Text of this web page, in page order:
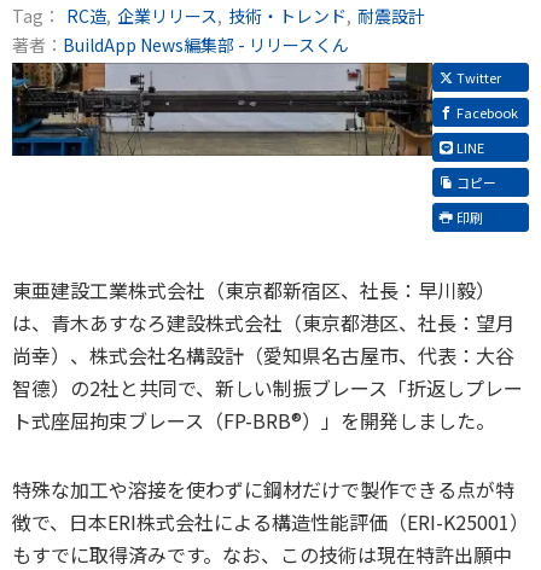
Tag： RC造 企業リリース 技術・トレンド 耐震設計
著者： BuildApp News編集部 - リリースくん
Twitter
Facebook
LINE
コピー
印刷
東亜建設工業株式会社（東京都新宿区、社長：早川毅）
は、青木あすなろ建設株式会社（東京都港区、社長：望月
尚幸）、株式会社名構設計（愛知県名古屋市、代表：大谷
智德）の2社と共同で、新しい制振ブレース「折返しプレー
ト式座屈拘束ブレース（FP-BRB®）」を開発しました。
特殊な加工や溶接を使わずに鋼材だけで製作できる点が特
徴で、日本ERI株式会社による構造性能評価（ERI-K25001）
もすでに取得済みです。なお、この技術は現在特許出願中